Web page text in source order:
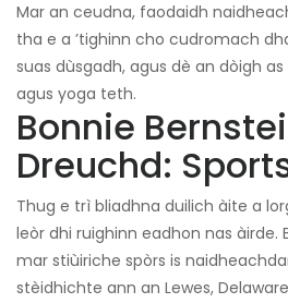
Mar an ceudna, faodaidh
tha e a ’tighinn cho cudromach
suas dùsgadh, agus dè an dòigh
agus yoga teth.
Bonnie
Dreuchd:
Thug e trì bliadhna duilich àite a
leòr dhi ruighinn eadhon nas àirde.
mar stiùiriche spòrs is
stèidhichte ann an Lewes,